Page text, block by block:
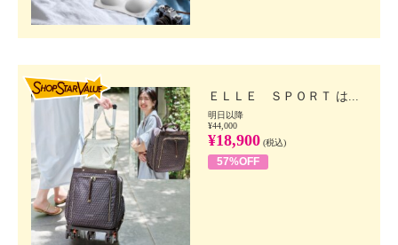
ＥＬＬＥ ＳＰＯＲＴ は...
明日以降
¥44,000
¥18,900 (税込)
57%OFF